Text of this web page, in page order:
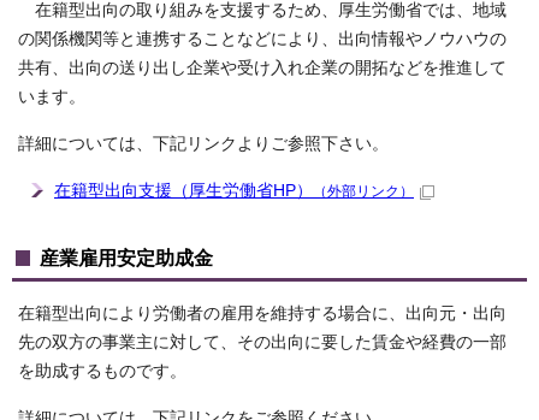
在籍型出向の取り組みを支援するため、厚生労働省では、地域
の関係機関等と連携することなどにより、出向情報やノウハウの
共有、出向の送り出し企業や受け入れ企業の開拓などを推進して
います。
詳細については、下記リンクよりご参照下さい。
在籍型出向支援（厚生労働省HP） （外部リンク）
産業雇用安定助成金
在籍型出向により労働者の雇用を維持する場合に、出向元・出向
先の双方の事業主に対して、その出向に要した賃金や経費の一部
を助成するものです。